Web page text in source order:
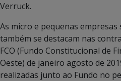
Verruck.
As micro e pequenas
também se destacam nas
FCO (Fundo Constitucional de
Oeste) de janeiro agosto de
realizadas junto ao Fundo no